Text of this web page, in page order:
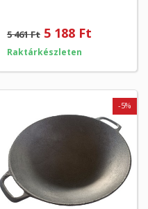
5 461 Ft 5 188 Ft
Raktárkészleten
-5%